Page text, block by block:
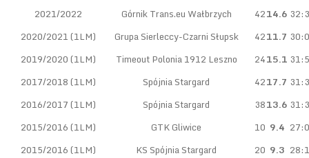
2021/2022
Górnik Trans.eu Wałbrzych 4214.6
2020/2021 (1LM)
Grupa Sierleccy-Czarni Słupsk 4211.7
2019/2020 (1LM)
Timeout Polonia 1912 Leszno 2415.1
2017/2018 (1LM)
Spójnia Stargard 4217.7
2016/2017 (1LM)
Spójnia Stargard 3813.6
2015/2016 (1LM)
GTK Gliwice 10 9.4
2015/2016 (1LM)
KS Spójnia Stargard 20 9.3